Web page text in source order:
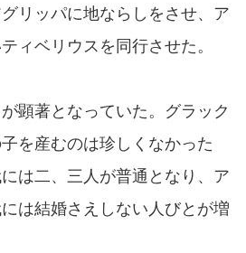
リッパに地ならしをさせ、ア
ィベリウスを同行させた。
顕著となっていた。グラック
を産むのは珍しくなかった
は二、三人が普通となり、ア
は結婚さえしない人びとが増